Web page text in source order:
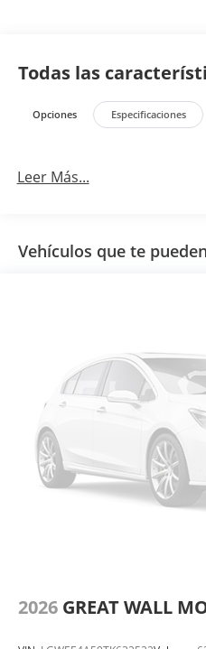
Todas las
Opciones Especificaciones
Leer Más...
Vehículos que te
2026 GREAT WALL